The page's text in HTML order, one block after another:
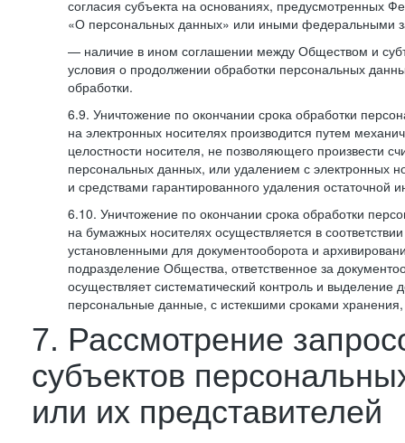
согласия субъекта на основаниях, предусмотренных
«О персональных данных» или иными федеральными
— наличие в ином соглашении между Обществом и
условия о продолжении обработки персональных
обработки.
6.9. Уничтожение по окончании срока обработки
на электронных носителях производится путем
целостности носителя, не позволяющего произвести
персональных данных, или удалением с электронных
и средствами гарантированного удаления остаточной
6.10. Уничтожение по окончании срока обработки
на бумажных носителях осуществляется в
установленными для документооборота и
подразделение Общества, ответственное за
осуществляет систематический контроль и выделение
персональные данные, с истекшими сроками
7. Рассмотрение
субъектов
или их представителей